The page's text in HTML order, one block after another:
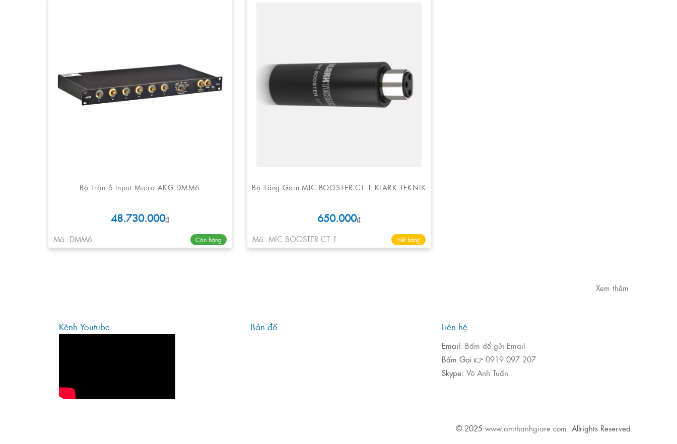
Bộ Trộn 6 Input Micro AKG DMM6
48.730.000₫
Mã: DMM6
Còn hàng
Bộ Tăng Gain MIC BOOSTER CT 1 KLARK TEKNIK
650.000₫
Mã: MIC BOOSTER CT 1
Hết hàng
Xem thêm
Kênh Youtube Bản đồ Liên hệ
Email: Bấm để gửi Email
Bấm Gọi 👉 0919 097 207
Skype: Võ Anh Tuấn
© 2025 www.amthanhgiare.com. Allrights Reserved.